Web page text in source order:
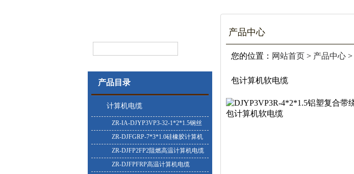
产品目录
计算机电缆
ZR-IA-DJYP3VP3-32-1*2*1.5钢丝
铠装计算机电缆
ZR-DJFGRP-7*3*1.0硅橡胶计算机
电缆
ZR-DJFP2FP2阻燃高温计算机电缆
ZR-DJFPFRP高温计算机电缆
产品中心
您的位置： 网站首页 > 产品中心 >
包计算机软电缆